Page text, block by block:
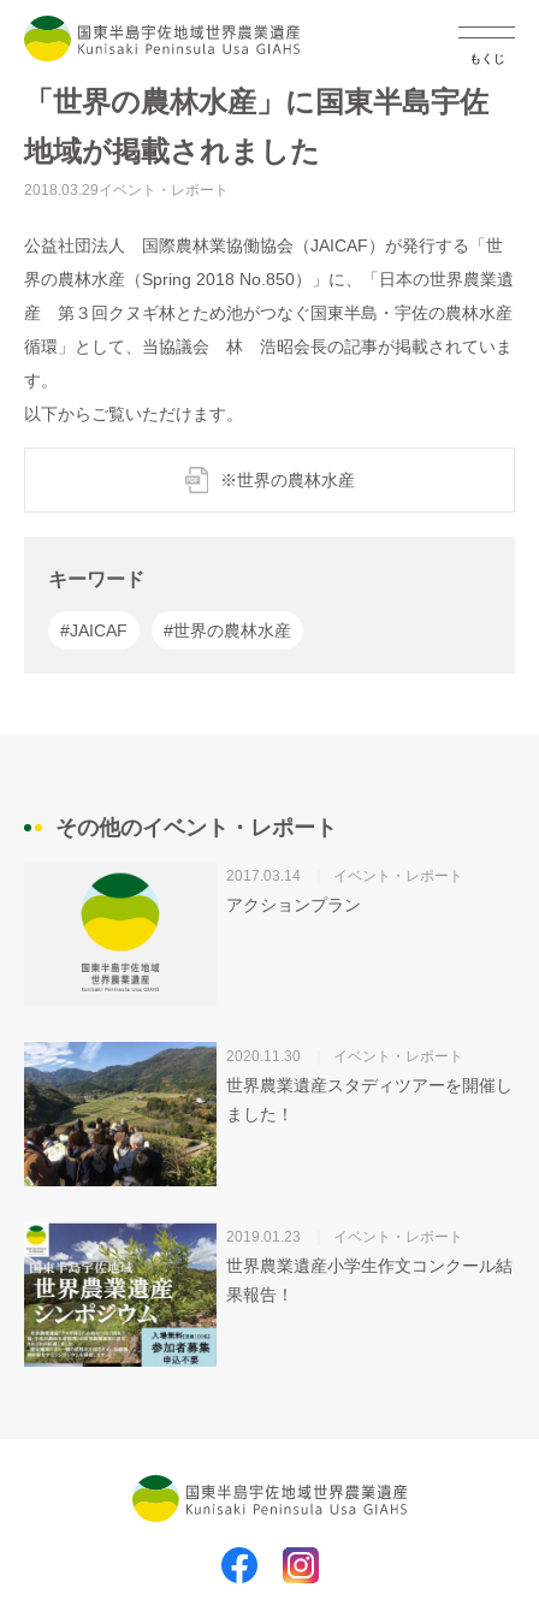
もくじ
「世界の農林水産」に国東半島宇佐
地域が掲載されました
2018.03.29イベント・レポート
公益社団法人 国際農林業協働協会（JAICAF）が発行する「世
界の農林水産（Spring 2018 No.850）」に、「日本の世界農業遺
産 第３回クヌギ林とため池がつなぐ国東半島・宇佐の農林水産
循環」として、当協議会 林 浩昭会長の記事が掲載されていま
す。
以下からご覧いただけます。
※世界の農林水産
キーワード
#JAICAF #世界の農林水産
その他のイベント・レポート
2017.03.14 イベント・レポート
アクションプラン
2020.11.30 イベント・レポート
世界農業遺産スタディツアーを開催し
ました！
2019.01.23 イベント・レポート
世界農業遺産小学生作文コンクール結
果報告！